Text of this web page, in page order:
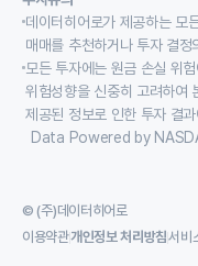
데이터히어로가 제공하는 모
매매를 추천하거나 투자 결
모든 투자에는 원금 손실 위
위험성향을 신중히 고려하여
제공된 정보로 인한 투자 결
Data Powered by
© (주)데이터히어로
이용약관개인정보 처리방침서비